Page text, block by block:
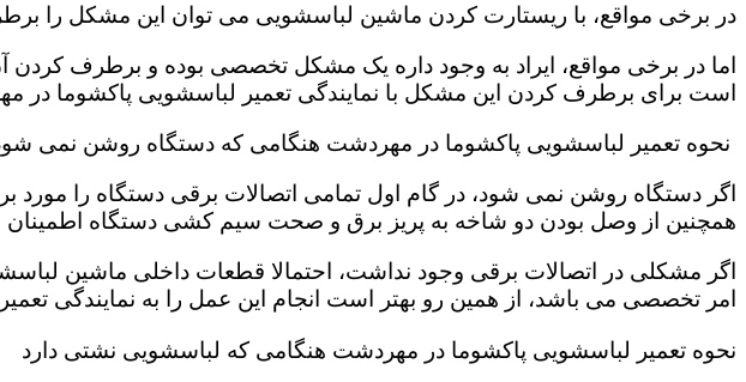
در برخی مواقع، با ریستارت کردن ماشین لباسشویی می توان این مشکل را
اما در برخی مواقع، ایراد به وجود داره یک مشکل تخصصی بوده و برطرف کردن
است برای برطرف کردن این مشکل با نمایندگی تعمیر لباسشویی پاکشوما در
نحوه تعمیر لباسشویی پاکشوما در مهردشت هنگامی که دستگاه روشن نمی
اگر دستگاه روشن نمی شود، در گام اول تمامی اتصالات برقی دستگاه را
همچنین از وصل بودن دو شاخه به پریز برق و صحت سیم کشی دستگاه اطمینان
اگر مشکلی در اتصالات برقی وجود نداشت، احتمالا قطعات داخلی ماشین
امر تخصصی می باشد، از همین رو بهتر است انجام این عمل را به نمایندگی
نحوه تعمیر لباسشویی پاکشوما در مهردشت هنگامی که لباسشویی نشتی دارد